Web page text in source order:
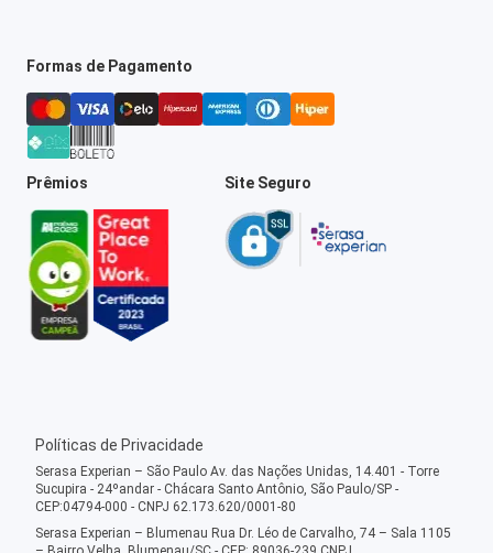
Formas de Pagamento
Prêmios Site Seguro
Políticas de Privacidade
Serasa Experian – São Paulo Av. das Nações Unidas, 14.401 - Torre
Sucupira - 24ºandar - Chácara Santo Antônio, São Paulo/SP -
CEP:04794-000 - CNPJ 62.173.620/0001-80
Serasa Experian – Blumenau Rua Dr. Léo de Carvalho, 74 – Sala 1105